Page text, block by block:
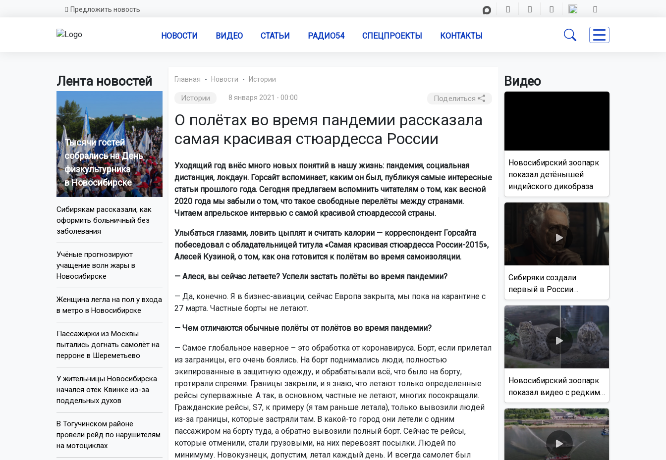
Предложить новость
НОВОСТИ ВИДЕО СТАТЬИ РАДИО54 СПЕЦПРОЕКТЫ КОНТАКТЫ
Лента новостей
Тысячи гостей
собрались на День
физкультурника
в Новосибирске
Сибирякам рассказали, как
оформить больничный без
заболевания
Учёные прогнозируют
учащение волн жары в
Новосибирске
Женщина легла на пол у входа
в метро в Новосибирске
Пассажирки из Москвы
пытались догнать самолёт на
перроне в Шереметьево
У жительницы Новосибирска
начался отёк Квинке из-за
поддельных духов
В Тогучинском районе
провели рейд по нарушителям
на мотоциклах
Главная Новости Истории
Истории 8 января 2021 - 00:00 Поделиться
О полётах во время пандемии рассказала
самая красивая стюардесса России
Уходящий год внёс много новых понятий в нашу жизнь: пандемия, социальная
дистанция, локдаун. Горсайт вспоминает, каким он был, публикуя самые интересные
статьи прошлого года. Сегодня предлагаем вспомнить читателям о том, как весной
2020 года мы забыли о том, что такое свободные перелёты между странами.
Читаем апрельское интервью с самой красивой стюардессой страны.
Улыбаться глазами, ловить цыплят и считать калории — корреспондент Горсайта
побеседовал с обладательницей титула «Самая красивая стюардесса России-2015»,
Алесей Кузиной, о том, как она готовится к полётам во время самоизоляции.
— Алеся, вы сейчас летаете? Успели застать полёты во время пандемии?
— Да, конечно. Я в бизнес-авиации, сейчас Европа закрыта, мы пока на карантине с
27 марта. Частные борты не летают.
— Чем отличаются обычные полёты от полётов во время пандемии?
— Самое глобальное наверное – это обработка от коронавируса. Борт, если прилетал
из заграницы, его очень боялись. На борт поднимались люди, полностью
экипированные в защитную одежду, и обрабатывали всё, что было на борту,
протирали спреями. Границы закрыли, и я знаю, что летают только определенные
рейсы суперважные. А так, в основном, частные не летают, многих посокращали.
Гражданские рейсы, S7, к примеру (я там раньше летала), только вывозили людей
из-за границы, которые застряли там. В какой-то город они летели с одним
пассажиром на борту туда, а обратно вывозили полный борт. Сейчас те рейсы,
которые отменили, стали грузовыми, на них перевозят посылки. Людей по
минимуму. Новокузнецк, допустим, летал каждый день. И всегда самолет был
Видео
Новосибирский зоопарк
показал детёнышей
индийского дикобраза
Сибиряки создали
первый в России
документальный фильм
с использованием ИИ
Новосибирский зоопарк
показал видео с редким
виверровым котом